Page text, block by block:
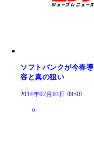
ソフトバンクが今春
容と真の狙い
2014年02月03日 09:00